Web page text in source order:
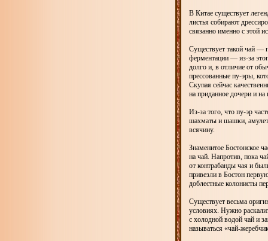
В Китае существует
листья собирают
связанно именно с этой
Существует такой чай —
ферментации — из-за
долго и, в отличие от
прессованные пу-эры,
Скупая сейчас
на приданное дочери и
Из-за того, что пу-эр
шахматы и шашки,
всячину.
Знаменитое Бостонское
на чай. Напротив, пока
от контрабанды чая и
привезли в Бостон
доблестные колонисты
Существует весьма
условиях. Нужно
с холодной водой чай и
называться «чай-